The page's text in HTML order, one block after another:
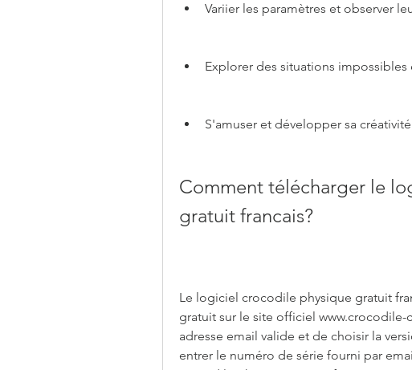
Variier les paramètres et observer
Explorer des situations impossibles
S'amuser et développer sa
Comment télécharger le
gratuit francais?
Le logiciel crocodile physique gratuit
gratuit sur le site officiel
adresse email valide et de choisir la
entrer le numéro de série fourni par